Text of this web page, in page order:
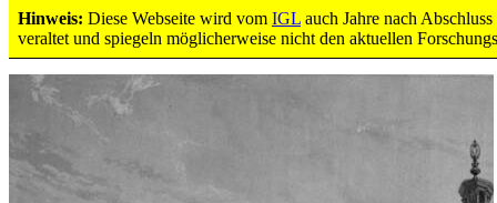
Domansicht vom Liebfrauenplatz her
Hinweis: Diese Webseite wird vom IGL auch Jahre nach
veraltet und spiegeln möglicherweise nicht den aktuellen